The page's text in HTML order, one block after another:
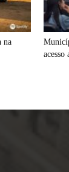
na
acesso